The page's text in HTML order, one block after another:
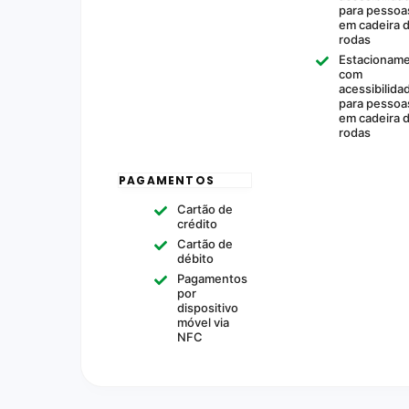
para
em cadeira
rodas
com
para
em cadeira
rodas
PAGAMENTOS
Cartão de
crédito
Cartão de
débito
Pagamentos
por
dispositivo
móvel via
NFC